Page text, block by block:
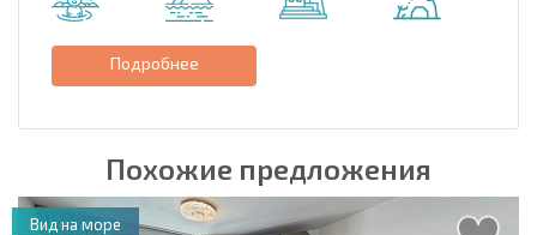
Подробнее
Похожие предложения
Вид на море